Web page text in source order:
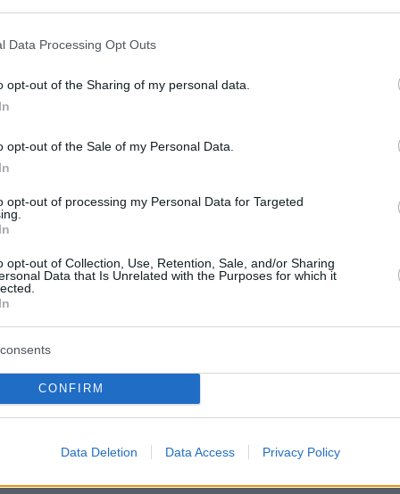
Data Processing Opt Outs
opt-out of the Sharing of my personal data.
opt-out of the Sale of my Personal Data.
opt-out of processing my Personal Data for Targeted
opt-out of Collection, Use, Retention, Sale, and/or Sharing
Data that Is Unrelated with the Purposes for which it
CONFIRM
Data Deletion Data Access Privacy Policy
3,2% (90.232 επιβάτες έναντι 87.401 το
η διεθνής κίνηση για το ίδιο διάστημα
2,9% (87.244 επιβάτες έναντι 89.855 το
αύξηση 78,3% στις διεθνείς αφίξεις (3.674
σχέση με τον Απρίλιο του 2024 (2.061
το αεροδρόμιο διαχειρίστηκε συνολικά
πρώτο εξάμηνο, σημειώνοντας οριακή αύξηση
με το 2024
0,6% (1.751 έναντι 1.740) , ενώ οι διεθνείς
σταθερές στους 645 για το πρώτο
των δύο ετών.